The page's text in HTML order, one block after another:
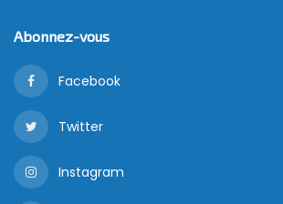
Abonnez-vous
Facebook
Twitter
Instagram